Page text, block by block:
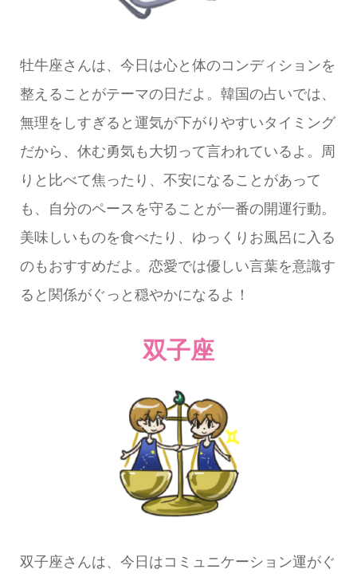
牡牛座さんは、今日は心と体のコンディションを
整えることがテーマの日だよ。韓国の占いでは、
無理をしすぎると運気が下がりやすいタイミング
だから、休む勇気も大切って言われているよ。周
りと比べて焦ったり、不安になることがあって
も、自分のペースを守ることが一番の開運行動。
美味しいものを食べたり、ゆっくりお風呂に入る
のもおすすめだよ。恋愛では優しい言葉を意識す
ると関係がぐっと穏やかになるよ！
双子座
双子座さんは、今日はコミュニケーション運がぐ